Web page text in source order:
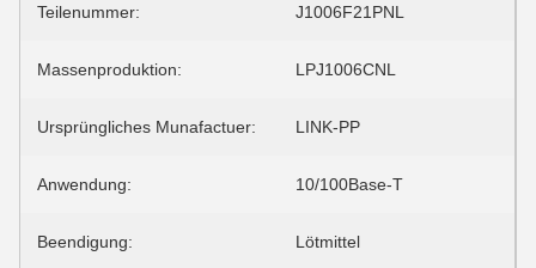
Teilenummer: J1006F21PNL
Massenproduktion: LPJ1006CNL
Ursprüngliches Munafactuer: LINK-PP
Anwendung: 10/100Base-T
Beendigung: Lötmittel